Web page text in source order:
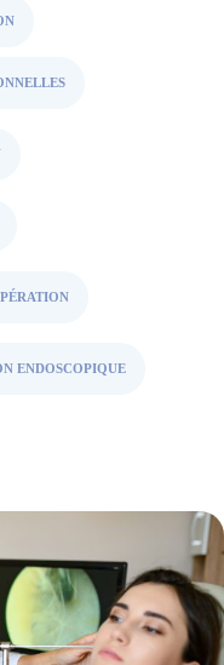
ENDOSCOPIQUE